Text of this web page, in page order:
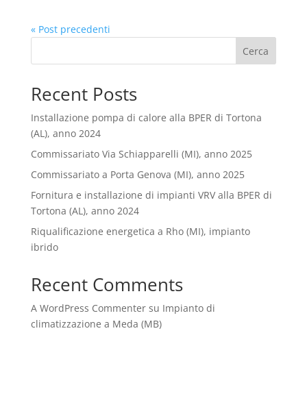
« Post precedenti
Cerca
Recent Posts
Installazione pompa di calore alla BPER di Tortona
(AL), anno 2024
Commissariato Via Schiapparelli (MI), anno 2025
Commissariato a Porta Genova (MI), anno 2025
Fornitura e installazione di impianti VRV alla BPER di
Tortona (AL), anno 2024
Riqualificazione energetica a Rho (MI), impianto
ibrido
Recent Comments
A WordPress Commentersu Impianto di
climatizzazione a Meda (MB)